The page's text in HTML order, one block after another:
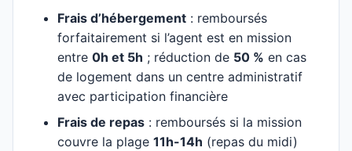
Frais d’hébergement : remboursés
forfaitairement si l’agent est en mission
entre 0h et 5h ; réduction de 50 % en cas
de logement dans un centre administratif
avec participation financière
Frais de repas : remboursés si la mission
couvre la plage 11h-14h (repas du midi)